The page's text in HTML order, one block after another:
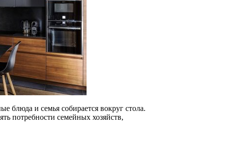
блюда и семья собирается вокруг стола.
потребности семейных хозяйств,